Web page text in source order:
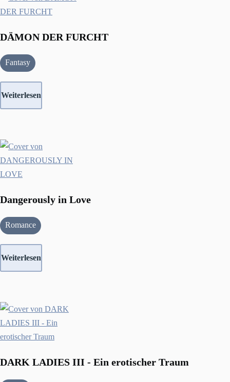
DÄMON DER FURCHT
Fantasy
Weiterlesen
Dangerously in Love
Romance
Weiterlesen
DARK LADIES III - Ein erotischer Traum